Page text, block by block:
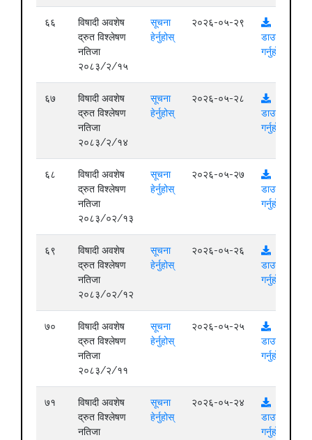
६६
विषादी अवशेष
द्रुत विश्लेषण
नतिजा
२०८३/२/१५
सूचना
हेर्नुहोस्
२०२६-०५-२९
डाउनलोड
गर्नुहोस्
६७
विषादी अवशेष
द्रुत विश्लेषण
नतिजा
२०८३/२/१४
सूचना
हेर्नुहोस्
२०२६-०५-२८
डाउनलोड
गर्नुहोस्
६८
विषादी अवशेष
द्रुत विश्लेषण
नतिजा
२०८३/०२/१३
सूचना
हेर्नुहोस्
२०२६-०५-२७
डाउनलोड
गर्नुहोस्
६९
विषादी अवशेष
द्रुत विश्लेषण
नतिजा
२०८३/०२/१२
सूचना
हेर्नुहोस्
२०२६-०५-२६
डाउनलोड
गर्नुहोस्
७०
विषादी अवशेष
द्रुत विश्लेषण
नतिजा
२०८३/२/११
सूचना
हेर्नुहोस्
२०२६-०५-२५
डाउनलोड
गर्नुहोस्
७१
विषादी अवशेष
द्रुत विश्लेषण
नतिजा
सूचना
हेर्नुहोस्
२०२६-०५-२४
डाउनलोड
गर्नुहोस्